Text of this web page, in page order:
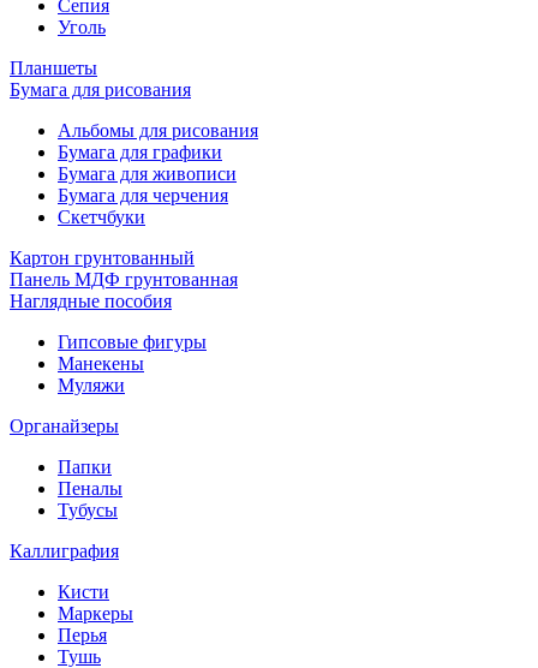
Сепия
Уголь
Планшеты
Бумага для рисования
Альбомы для рисования
Бумага для графики
Бумага для живописи
Бумага для черчения
Скетчбуки
Картон грунтованный
Панель МДФ грунтованная
Наглядные пособия
Гипсовые фигуры
Манекены
Муляжи
Органайзеры
Папки
Пеналы
Тубусы
Каллиграфия
Кисти
Маркеры
Перья
Тушь